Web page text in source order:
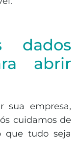
dados
abrir
sua empresa,
cuidamos de
que tudo seja